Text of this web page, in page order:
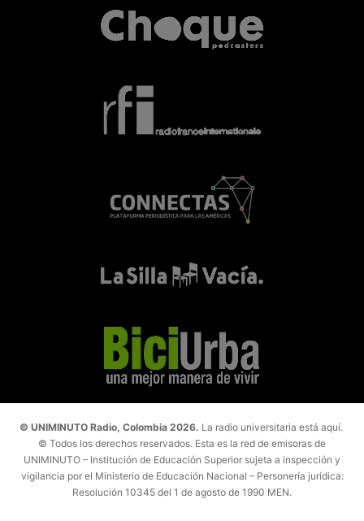
© UNIMINUTO Radio, Colombia 2026. La radio universitaria está aquí.
© Todos los derechos reservados. Esta es la red de emisoras de
UNIMINUTO – Institución de Educación Superior sujeta a inspección y
vigilancia por el Ministerio de Educación Nacional – Personería jurídica:
Resolución 10345 del 1 de agosto de 1990 MEN.